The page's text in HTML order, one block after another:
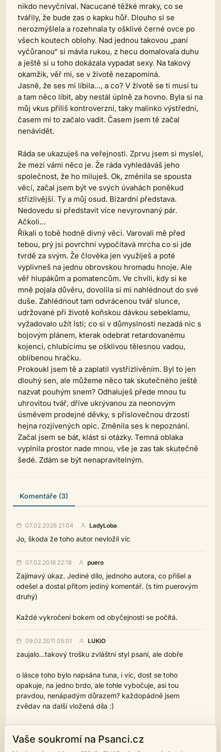
nikdo nevyčníval. Nacucané těžké mraky, co se
tvářily, že bude zas o kapku hůř. Dlouho si se
nerozmýšlela a rozehnala ty ošklivé černé ovce po
všech koutech oblohy. Nad jednou takovou „paní
vyčůranou“ si mávla rukou, z hecu domalovala duhu
a ještě si u toho dokázala vypadat sexy. Na takový
okamžik, věř mi, se v životě nezapomíná.
Jasně, že ses mi líbila…, a co? V životě se ti musí tu
a tam něco líbit, aby nestál úplně za hovno. Byla si na
můj vkus příliš kontroverzní, taky malinko výstřední,
časem mi to začalo vadit. Časem jsem tě začal
nenávidět.
Ráda se ukazuješ na veřejnosti. Zprvu jsem si myslel,
že mezi vámi něco je. Že ráda vyhledáváš jeho
společnost, že ho miluješ. Ok, změnila se spousta
věcí, začal jsem být ve svých úvahách poněkud
střízlivější. Ty a můj osud. Bizardní představa.
Nedovedu si představit více nevyrovnaný pár.
Ačkoli…
Říkali o tobě hodně divný věci. Varovali mě před
tebou, prý jsi povrchní vypočítavá mrcha co si jde
tvrdě za svým. Že člověka jen využiješ a poté
vyplivneš na jednu obrovskou hromadu hnoje. Ale
věř hlupákům a pomatencům. Ve chvíli, kdy si ke
mně pojala důvěru, dovolila si mi nahlédnout do své
duše. Zahlédnout tam odvrácenou tvář slunce,
udržované při životě koňskou dávkou sebeklamu,
vyžadovalo užít lsti; co si v důmyslnosti nezadá nic s
bojovým plánem, kterak odebrat retardovanému
kojenci, chlubícímu se ošklivou tělesnou vadou,
oblíbenou hračku.
Prokoukl jsem tě a zaplatil vystřízlivěním. Byl to jen
dlouhý sen, ale můžeme něco tak skutečného ještě
nazvat pouhým snem? Odhaluješ přede mnou tu
uhrovitou tvář, dříve ukrývanou za neonovým
úsměvem prodejné děvky, s příslovečnou drzostí
hejna rozjívených opic. Změnila ses k nepoznání.
Začal jsem se bát, klást si otázky. Temná oblaka
vyplnila prostor nade mnou, vše je zas tak skutečně
šedé. Zdám se být nenapravitelným.
Komentáře (3)
07.02.2026 21:04 LadyLoba
Jo, škoda že toho autor nevložil víc
07.02.2016 22:18 puero
Zajímavý úkaz. Jediné dílo, jednoho autora, co přišel a
odešel a dostal přitom jediný komentář. (s tím puerovým
druhý)
Každé vykročení bokem od obyčejnosti se počítá.
09.02.2011 05:01 LUKiO
zaujalo...takový trošku zvláštní styl psaní, ale dobře
o lásce toho bylo napsána tuna, i víc, dost se toho
opakuje, na jedno brdo, ale tohle vybočuje, asi tou
pravdou, nenápadým důrazem? každopádně jsem
zvědav na další vložená díla :)
Pokud chcete vložit komentář, musíte se přihlásit.
Vaše soukromí na Psanci.cz